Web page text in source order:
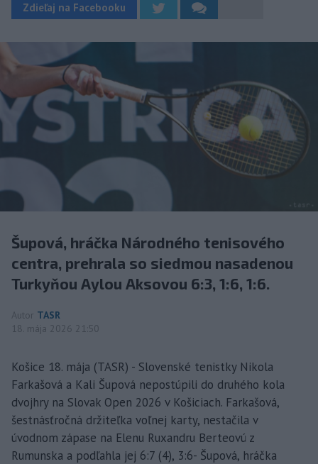
Zdieľaj na Facebooku
Šupová, hráčka Národného tenisového
centra, prehrala so siedmou nasadenou
Turkyňou Aylou Aksovou 6:3, 1:6, 1:6.
Autor TASR
18. mája 2026 21:50
Košice 18. mája (TASR) - Slovenské tenistky Nikola
Farkašová a Kali Šupová nepostúpili do druhého kola
dvojhry na Slovak Open 2026 v Košiciach. Farkašová,
šestnásťročná držiteľka voľnej karty, nestačila v
úvodnom zápase na Elenu Ruxandru Berteovú z
Rumunska a podľahla jej 6:7 (4), 3:6- Šupová, hráčka